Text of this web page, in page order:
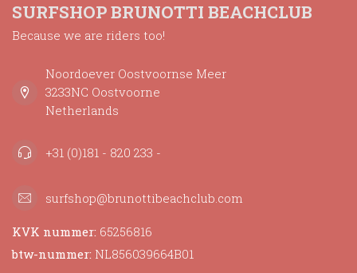
SURFSHOP BRUNOTTI BEACHCLUB
Because we are riders too!
Noordoever Oostvoornse Meer
3233NC Oostvoorne
Netherlands
+31 (0)181 - 820 233 -
surfshop@brunottibeachclub.com
KVK nummer: 65256816
btw-nummer: NL856039664B01